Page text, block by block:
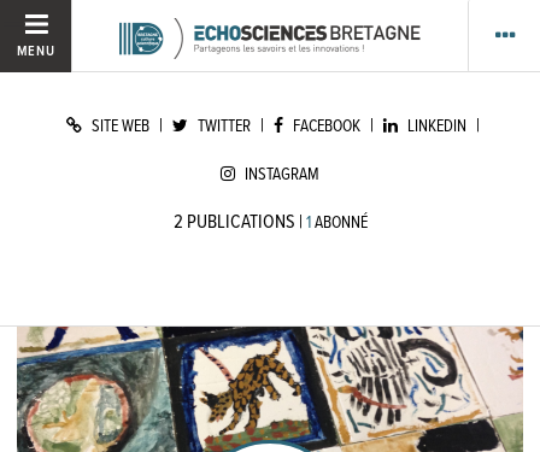
MENU
SITE WEB | TWITTER | FACEBOOK | LINKEDIN |
INSTAGRAM
2 PUBLICATIONS | 1ABONNÉ